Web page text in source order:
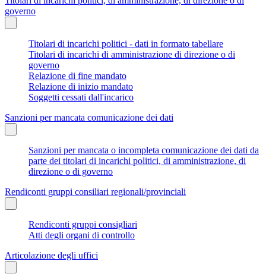
governo
Titolari di incarichi politici - dati in formato tabellare
Titolari di incarichi di amministrazione di direzione o di
governo
Relazione di fine mandato
Relazione di inizio mandato
Soggetti cessati dall'incarico
Sanzioni per mancata comunicazione dei dati
Sanzioni per mancata o incompleta comunicazione dei dati da
parte dei titolari di incarichi politici, di amministrazione, di
direzione o di governo
Rendiconti gruppi consiliari regionali/provinciali
Rendiconti gruppi consigliari
Atti degli organi di controllo
Articolazione degli uffici